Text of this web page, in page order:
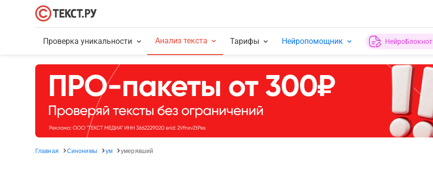
Проверка уникальности Анализ текста Тарифы Нейропомощник НейроБлокнот
Главная Синонимы ум умерявший